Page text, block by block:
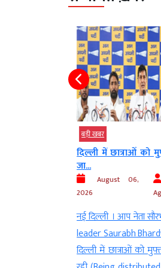
बड़ी खबर
दिल्ली में छात्राओं को
जा...
August 06,
2026
नई दिल्ली । आप नेता
leader Saurabh
दिल्ली में छात्राओं को